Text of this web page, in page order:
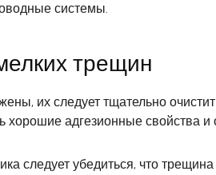
системы.
трещин
их следует тщательно
хорошие адгезионные свойства
следует убедиться, что